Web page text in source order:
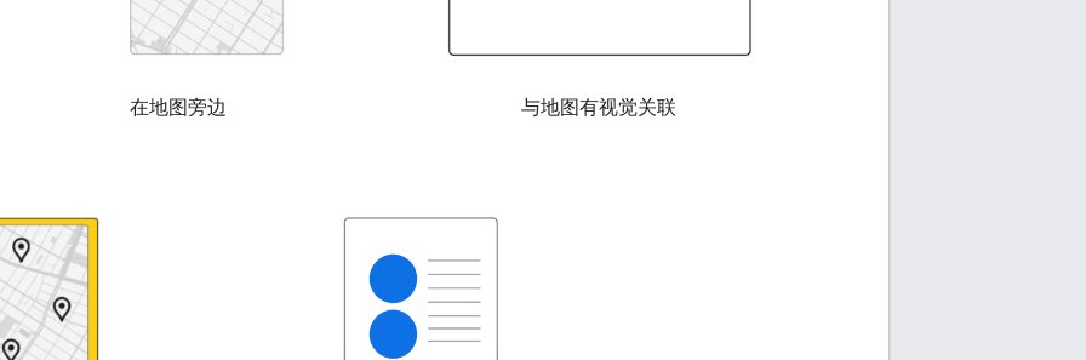
在地图旁边 与地图有视觉关联